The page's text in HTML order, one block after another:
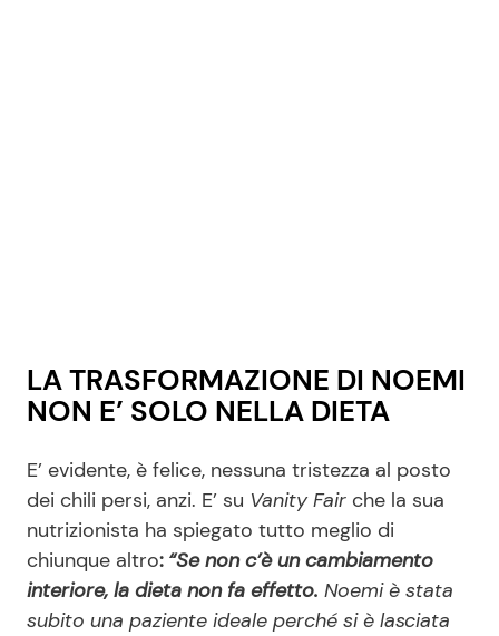
LA TRASFORMAZIONE DI NOEMI
NON E’ SOLO NELLA DIETA
E’ evidente, è felice, nessuna tristezza al posto
dei chili persi, anzi. E’ su Vanity Fair che la sua
nutrizionista ha spiegato tutto meglio di
chiunque altro: “Se non c’è un cambiamento
interiore, la dieta non fa effetto. Noemi è stata
subito una paziente ideale perché si è lasciata